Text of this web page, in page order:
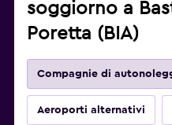
soggiorno a
Poretta (BIA)
Compagnie di
Aeroporti alternativi